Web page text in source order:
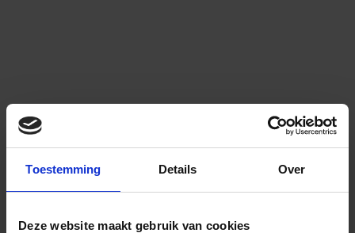
Toestemming Details Over
Deze website maakt gebruik van cookies